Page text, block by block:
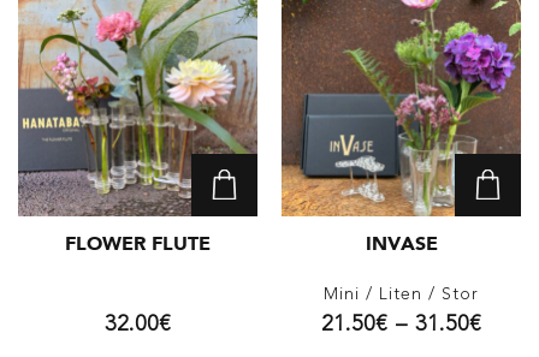
FLOWER FLUTE
32.00€
INVASE
Mini / Liten / Stor
21.50€ – 31.50€